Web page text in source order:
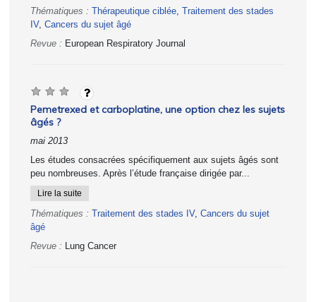
Thématiques : Thérapeutique ciblée, Traitement des stades
IV, Cancers du sujet âgé
Revue : European Respiratory Journal
Pemetrexed et carboplatine, une option chez les sujets
âgés ?
mai 2013
Les études consacrées spécifiquement aux sujets âgés sont
peu nombreuses. Après l’étude française dirigée par...
Lire la suite
Thématiques : Traitement des stades IV, Cancers du sujet
âgé
Revue : Lung Cancer